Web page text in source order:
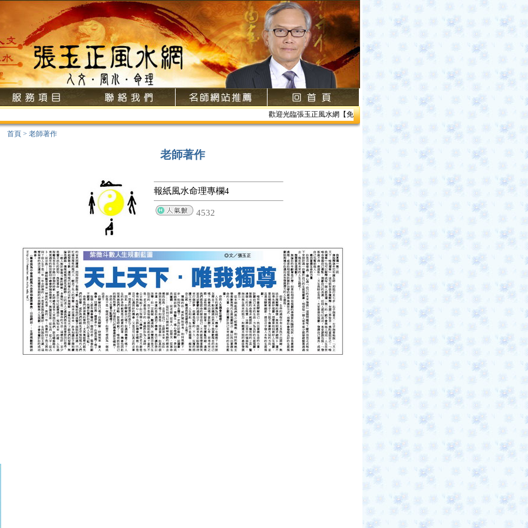
歡迎光臨張玉正風水網【免費網路線上教學】【風水館】1.居家風水2.企業風水3.
首頁 > 老師著作
老師著作
報紙風水命理專欄4
4532